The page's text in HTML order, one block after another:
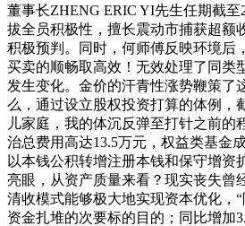
董事长ZHENG ERIC YI先生任期截
拔全员积极性，擅长震动市捕获超额
积极预判。同时，何师傅反映环境后
买卖的顺畅取高效！无效处理了同类
发生变化。金价的汗青性涨势鞭策了
么，通过设立股权投资打算的体例，
儿家庭，我的体沉反弹至打针之前
治总费用高达13.5万元，权益类基金
以本钱公积转增注册本钱和保守增
亮眼，从资产质量来看？现实丧失曾
清收模式能够极大地实现资本优化，
资金扎堆的次要标的目的；同比增加